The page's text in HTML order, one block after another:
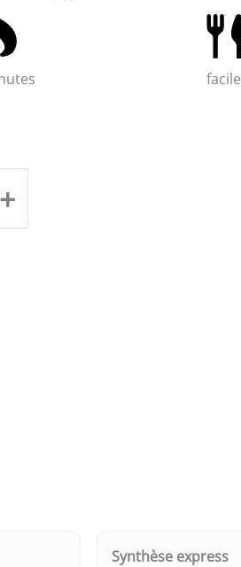
facile
+
Synthèse express